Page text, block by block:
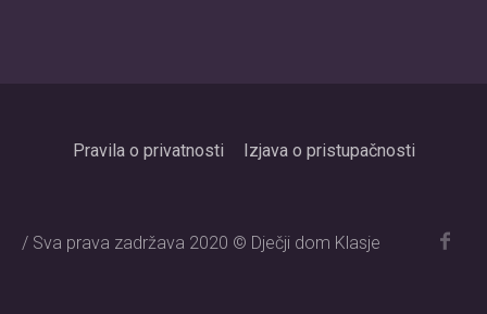
Pravila o privatnosti Izjava o pristupačnosti
/ Sva prava zadržava 2020 © Dječji dom Klasje